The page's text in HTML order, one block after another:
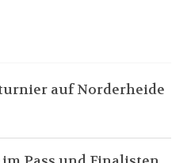
auf Norderheide